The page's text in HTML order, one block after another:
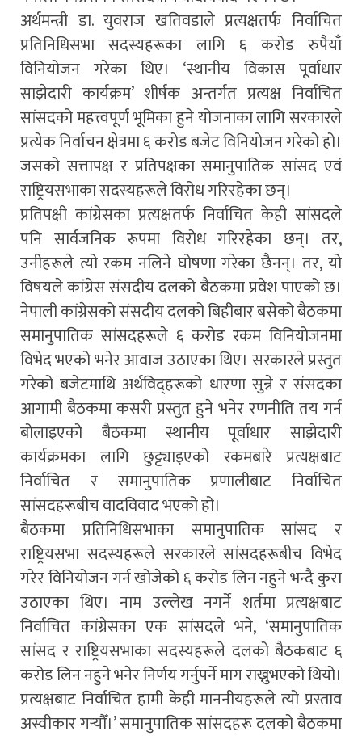
अर्थमन्त्री डा. युवराज खतिवडाले प्रत्यक्षतर्फ निर्वाचित
प्रतिनिधिसभा सदस्यहरूका लागि ६ करोड रुपैयाँ
विनियोजन गरेका थिए। ‘स्थानीय विकास पूर्वाधार
साझेदारी कार्यक्रम’ शीर्षक अन्तर्गत प्रत्यक्ष निर्वाचित
सांसदको महत्त्वपूर्ण भूमिका हुने योजनाका लागि सरकारले
प्रत्येक निर्वाचन क्षेत्रमा ६ करोड बजेट विनियोजन गरेको हो।
जसको सत्तापक्ष र प्रतिपक्षका समानुपातिक सांसद एवं
राष्ट्रियसभाका सदस्यहरूले विरोध गरिरहेका छन्।
प्रतिपक्षी कांग्रेसका प्रत्यक्षतर्फ निर्वाचित केही सांसदले
पनि सार्वजनिक रूपमा विरोध गरिरहेका छन्। तर,
उनीहरूले त्यो रकम नलिने घोषणा गरेका छैनन्। तर, यो
विषयले कांग्रेस संसदीय दलको बैठकमा प्रवेश पाएको छ।
नेपाली कांग्रेसको संसदीय दलको बिहीबार बसेको बैठकमा
समानुपातिक सांसदहरूले ६ करोड रकम विनियोजनमा
विभेद भएको भनेर आवाज उठाएका थिए। सरकारले प्रस्तुत
गरेको बजेटमाथि अर्थविद्हरूको धारणा सुन्ने र संसदका
आगामी बैठकमा कसरी प्रस्तुत हुने भनेर रणनीति तय गर्न
बोलाइएको बैठकमा स्थानीय पूर्वाधार साझेदारी
कार्यक्रमका लागि छुट्ट्याइएको रकमबारे प्रत्यक्षबाट
निर्वाचित र समानुपातिक प्रणालीबाट निर्वाचित
सांसदहरूबीच वादविवाद भएको हो।
बैठकमा प्रतिनिधिसभाका समानुपातिक सांसद र
राष्ट्रियसभा सदस्यहरूले सरकारले सांसदहरूबीच विभेद
गरेर विनियोजन गर्न खोजेको ६ करोड लिन नहुने भन्दै कुरा
उठाएका थिए। नाम उल्लेख नगर्ने शर्तमा प्रत्यक्षबाट
निर्वाचित कांग्रेसका एक सांसदले भने, ‘समानुपातिक
सांसद र राष्ट्रियसभाका सदस्यहरूले दलको बैठकबाट ६
करोड लिन नहुने भनेर निर्णय गर्नुपर्ने माग राख्नुभएको थियो।
प्रत्यक्षबाट निर्वाचित हामी केही माननीयहरूले त्यो प्रस्ताव
अस्वीकार गर्‍यौँ।’ समानुपातिक सांसदहरू दलको बैठकमा